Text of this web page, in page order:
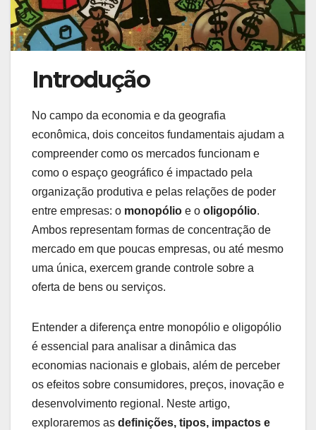
Introdução
No campo da economia e da geografia
econômica, dois conceitos fundamentais ajudam a
compreender como os mercados funcionam e
como o espaço geográfico é impactado pela
organização produtiva e pelas relações de poder
entre empresas: o monopólio e o oligopólio.
Ambos representam formas de concentração de
mercado em que poucas empresas, ou até mesmo
uma única, exercem grande controle sobre a
oferta de bens ou serviços.
Entender a diferença entre monopólio e oligopólio
é essencial para analisar a dinâmica das
economias nacionais e globais, além de perceber
os efeitos sobre consumidores, preços, inovação e
desenvolvimento regional. Neste artigo,
exploraremos as definições, tipos, impactos e